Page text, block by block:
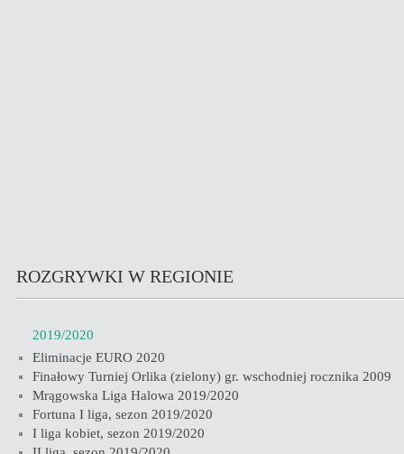
ROZGRYWKI W REGIONIE
2019/2020
Eliminacje EURO 2020
Finałowy Turniej Orlika (zielony) gr. wschodniej rocznika 2009
Mrągowska Liga Halowa 2019/2020
Fortuna I liga, sezon 2019/2020
I liga kobiet, sezon 2019/2020